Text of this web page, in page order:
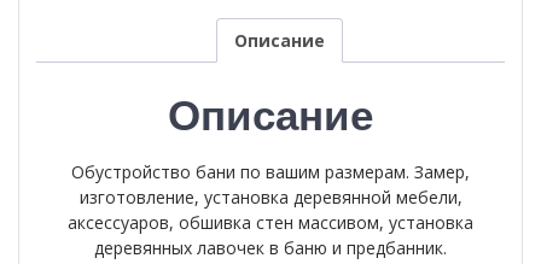
Описание
Описание
Обустройство бани по вашим размерам. Замер,
изготовление, установка деревянной мебели,
аксессуаров, обшивка стен массивом, установка
деревянных лавочек в баню и предбанник.